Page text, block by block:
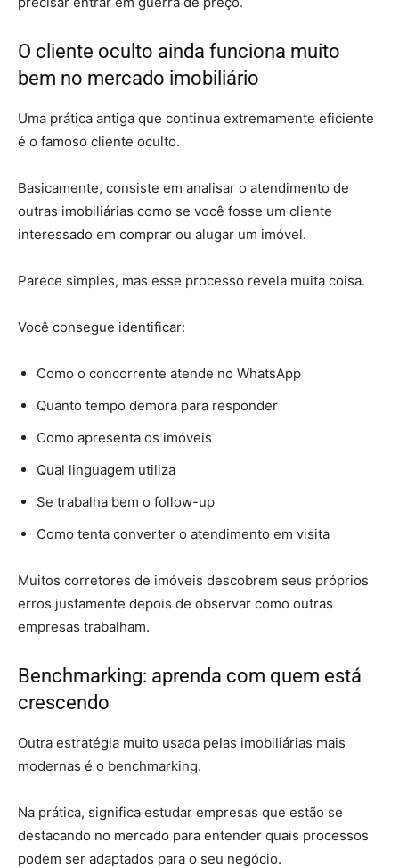
O cliente oculto ainda funciona muito
bem no mercado imobiliário
Uma prática antiga que continua extremamente eficiente
é o famoso cliente oculto.
Basicamente, consiste em analisar o atendimento de
outras imobiliárias como se você fosse um cliente
interessado em comprar ou alugar um imóvel.
Parece simples, mas esse processo revela muita coisa.
Você consegue identificar:
Como o concorrente atende no WhatsApp
Quanto tempo demora para responder
Como apresenta os imóveis
Qual linguagem utiliza
Se trabalha bem o follow-up
Como tenta converter o atendimento em visita
Muitos corretores de imóveis descobrem seus próprios
erros justamente depois de observar como outras
empresas trabalham.
Benchmarking: aprenda com quem está
crescendo
Outra estratégia muito usada pelas imobiliárias mais
modernas é o benchmarking.
Na prática, significa estudar empresas que estão se
destacando no mercado para entender quais processos
podem ser adaptados para o seu negócio.